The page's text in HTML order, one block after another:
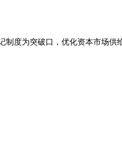
度为突破口，优化资本市场供